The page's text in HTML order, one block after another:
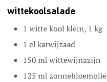
wittekoolsalade
1 witte kool klein, 1 kg
1 el karwijzaad
150 ml wittewijnazijn
125 ml zonnebloemolie